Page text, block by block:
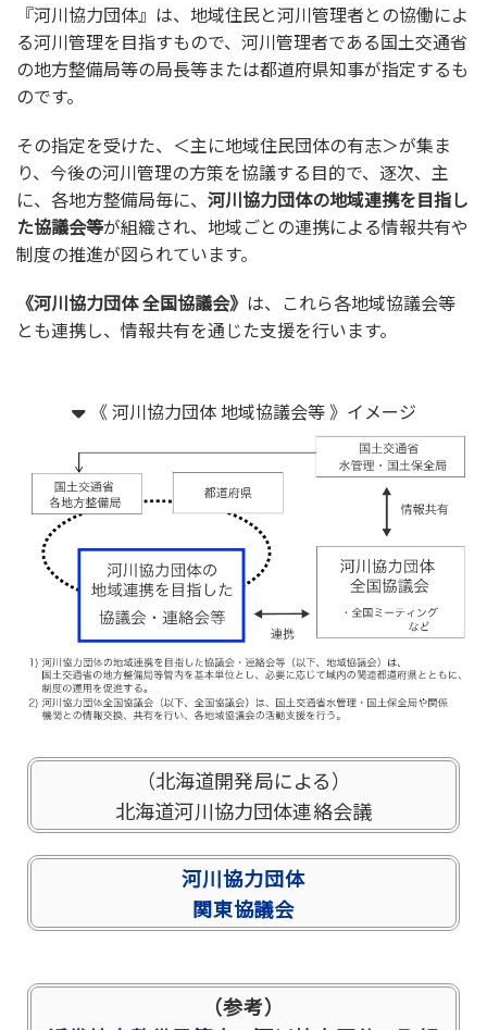
『河川協力団体』は、地域住民と河川管理者との協働によ
る河川管理を目指すもので、河川管理者である国土交通省
の地方整備局等の局長等または都道府県知事が指定するも
のです。
その指定を受けた、＜主に地域住民団体の有志＞が集ま
り、今後の河川管理の方策を協議する目的で、逐次、主
に、各地方整備局毎に、 河川協力団体の地域連携を目指し
た協議会等が組織され、地域ごとの連携による情報共有や
制度の推進が図られています。
《河川協力団体 全国協議会》 は、これら各地域協議会等
とも連携し、情報共有を通じた支援を行います。
《 河川協力団体 地域協議会等 》イメージ
（北海道開発局による）
北海道河川協力団体連絡会議
河川協力団体
関東協議会
（参考）